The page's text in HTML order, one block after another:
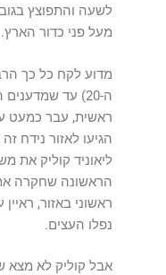
לשעה והתפוצץ
מעל פני כדור הארץ.
מדוע לקח כל כך
ה-20) עד
ראשית, עבר כמעט
ליאוניד קוליק את
הראשונה שחקרה את
ראשוני באזור,
נפלו העצים.
אבל קוליק לא מצא